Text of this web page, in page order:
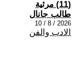
(11) مرثية
طالب جانال
2026 / 8 / 10
الادب والفن